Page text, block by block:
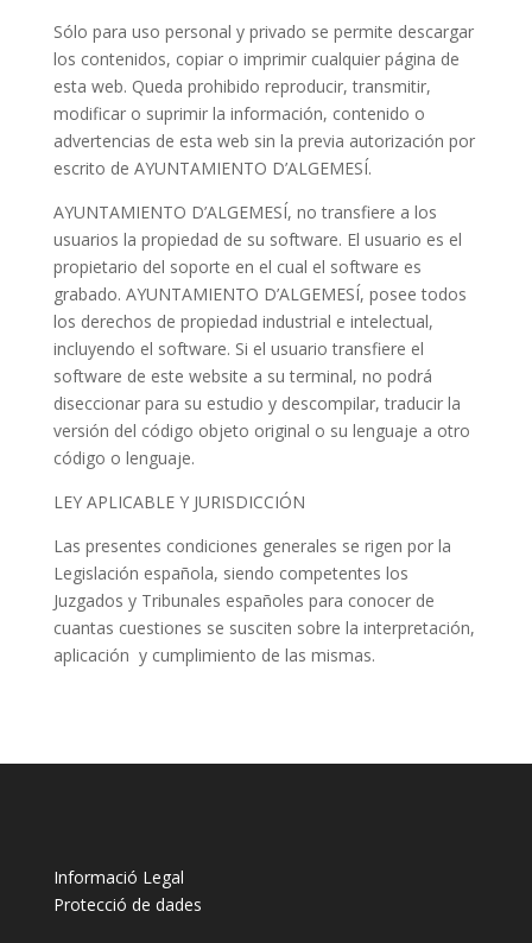
Sólo para uso personal y privado se permite descargar
los contenidos, copiar o imprimir cualquier página de
esta web. Queda prohibido reproducir, transmitir,
modificar o suprimir la información, contenido o
advertencias de esta web sin la previa autorización por
escrito de AYUNTAMIENTO D’ALGEMESÍ.
AYUNTAMIENTO D’ALGEMESÍ, no transfiere a los
usuarios la propiedad de su software. El usuario es el
propietario del soporte en el cual el software es
grabado. AYUNTAMIENTO D’ALGEMESÍ, posee todos
los derechos de propiedad industrial e intelectual,
incluyendo el software. Si el usuario transfiere el
software de este website a su terminal, no podrá
diseccionar para su estudio y descompilar, traducir la
versión del código objeto original o su lenguaje a otro
código o lenguaje.
LEY APLICABLE Y JURISDICCIÓN
Las presentes condiciones generales se rigen por la
Legislación española, siendo competentes los
Juzgados y Tribunales españoles para conocer de
cuantas cuestiones se susciten sobre la interpretación,
aplicación y cumplimiento de las mismas.
Informació Legal
Protecció de dades